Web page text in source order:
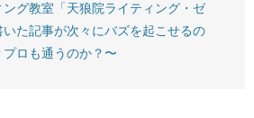
グ教室「天狼院ライティング・ゼ
いた記事が次々にバズを起こせるの
ロも通うのか？〜